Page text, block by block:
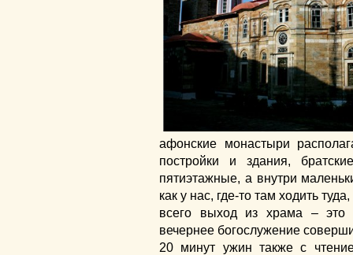
афонские монастыри
постройки и здания,
пятиэтажные, а внутри
как у нас, где-то там ходить
всего выход из храма – это
вечернее богослужение
20 минут ужин также с